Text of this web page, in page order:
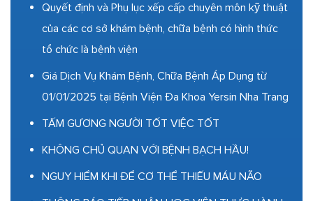
Quyết định và Phụ lục xếp cấp chuyên môn kỹ thuật
của các cơ sở khám bệnh, chữa bệnh có hình thức
tổ chức là bệnh viện
Giá Dịch Vụ Khám Bệnh, Chữa Bệnh Áp Dụng từ
01/01/2025 tại Bệnh Viện Đa Khoa Yersin Nha Trang
TẤM GƯƠNG NGƯỜI TỐT VIỆC TỐT
KHÔNG CHỦ QUAN VỚI BỆNH BẠCH HẦU!
NGUY HIỂM KHI ĐỂ CƠ THỂ THIẾU MÁU NÃO